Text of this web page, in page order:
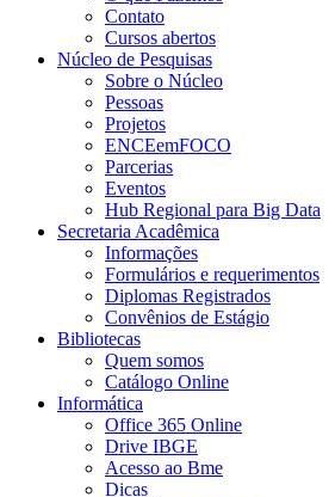
Contato
Cursos abertos
Núcleo de Pesquisas
Sobre o Núcleo
Pessoas
Projetos
ENCEemFOCO
Parcerias
Eventos
Hub Regional para Big Data
Secretaria Acadêmica
Informações
Formulários e requerimentos
Diplomas Registrados
Convênios de Estágio
Bibliotecas
Quem somos
Catálogo Online
Informática
Office 365 Online
Drive IBGE
Acesso ao Bme
Dicas